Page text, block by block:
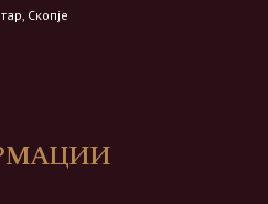
Скопје